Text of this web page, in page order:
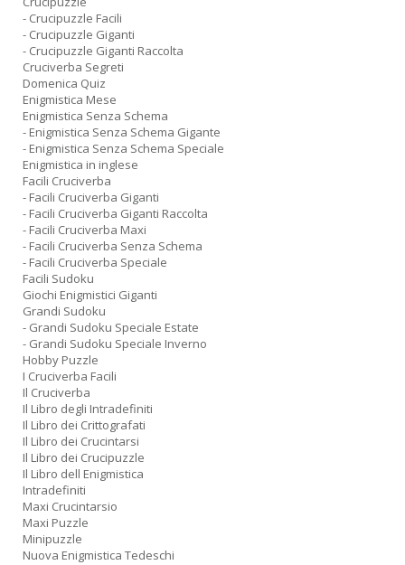
- Crucipuzzle Facili
- Crucipuzzle Giganti
- Crucipuzzle Giganti Raccolta
Cruciverba Segreti
Domenica Quiz
Enigmistica Mese
Enigmistica Senza Schema
- Enigmistica Senza Schema Gigante
- Enigmistica Senza Schema Speciale
Enigmistica in inglese
Facili Cruciverba
- Facili Cruciverba Giganti
- Facili Cruciverba Giganti Raccolta
- Facili Cruciverba Maxi
- Facili Cruciverba Senza Schema
- Facili Cruciverba Speciale
Facili Sudoku
Giochi Enigmistici Giganti
Grandi Sudoku
- Grandi Sudoku Speciale Estate
- Grandi Sudoku Speciale Inverno
Hobby Puzzle
I Cruciverba Facili
Il Cruciverba
Il Libro degli Intradefiniti
Il Libro dei Crittografati
Il Libro dei Crucintarsi
Il Libro dei Crucipuzzle
Il Libro dell Enigmistica
Intradefiniti
Maxi Crucintarsio
Maxi Puzzle
Minipuzzle
Nuova Enigmistica Tedeschi